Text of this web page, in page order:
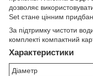
дозволяє
Set стане цінним
За підтримку чистоти
комплекті компактний
Характеристики
Діаметр